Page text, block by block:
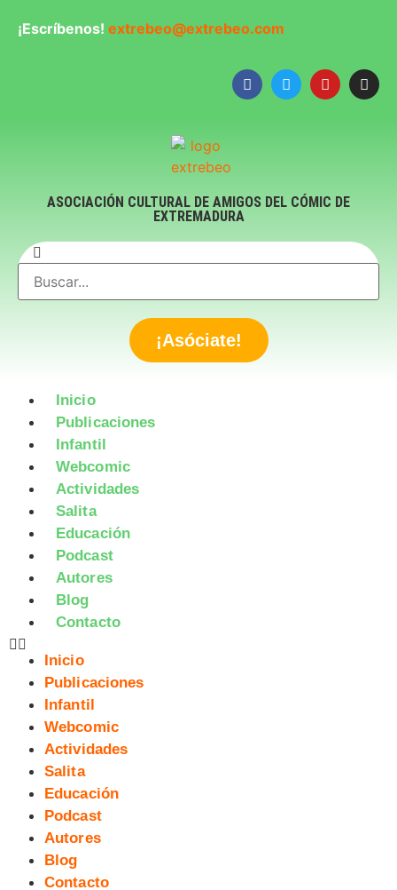
¡Escríbenos! extrebeo@extrebeo.com
ASOCIACIÓN CULTURAL DE AMIGOS DEL CÓMIC DE
EXTREMADURA
¡Asóciate!
Inicio
Publicaciones
Infantil
Webcomic
Actividades
Salita
Educación
Podcast
Autores
Blog
Contacto
Inicio
Publicaciones
Infantil
Webcomic
Actividades
Salita
Educación
Podcast
Autores
Blog
Contacto